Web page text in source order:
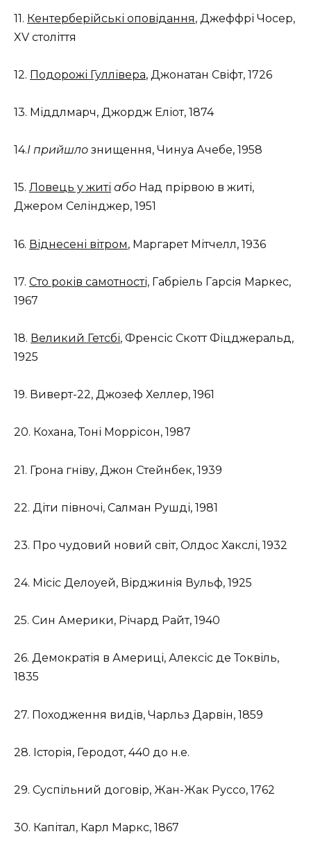
11. Кентерберійські оповідання, Джеффрі Чосер,
XV століття
12. Подорожі Гуллівера, Джонатан Свіфт, 1726
13. Міддлмарч, Джордж Еліот, 1874
14.І прийшло знищення, Чинуа Ачебе, 1958
15. Ловець у житі або Над прірвою в житі,
Джером Селінджер, 1951
16. Віднесені вітром, Маргарет Мітчелл, 1936
17. Сто років самотності, Габріель Гарсія Маркес,
1967
18. Великий Гетсбі, Френсіс Скотт Фіцджеральд,
1925
19. Виверт-22, Джозеф Хеллер, 1961
20. Кохана, Тоні Моррісон, 1987
21. Грона гніву, Джон Стейнбек, 1939
22. Діти півночі, Салман Рушді, 1981
23. Про чудовий новий світ, Олдос Хакслі, 1932
24. Місіс Делоуей, Вірджинія Вульф, 1925
25. Син Америки, Річард Райт, 1940
26. Демократія в Америці, Алексіс де Токвіль,
1835
27. Походження видів, Чарльз Дарвін, 1859
28. Історія, Геродот, 440 до н.е.
29. Суспільний договір, Жан-Жак Руссо, 1762
30. Капітал, Карл Маркс, 1867